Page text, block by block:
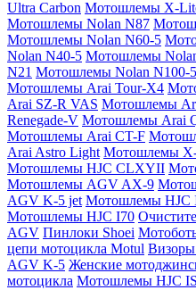
Ultra Carbon Мотошлемы X-
Мотошлемы Nolan N87
Мотошлемы Nolan N60-5
Nolan N40-5 Мотошлемы
N21 Мотошлемы Nolan N100-5
Мотошлемы Arai Tour-X4
Arai SZ-R VAS Мотошлемы
Renegade-V Мотошлемы Arai
Мотошлемы Arai CT-F
Arai Astro Light Мотошлемы X-
Мотошлемы HJC CLXYII
Мотошлемы AGV AX-9
AGV K-5 jet Мотошлемы HJC
Мотошлемы HJC I70
AGV Пинлоки Shoei
цепи мотоцикла Motul
AGV K-5 Женские
мотоцикла Мотошлемы HJC